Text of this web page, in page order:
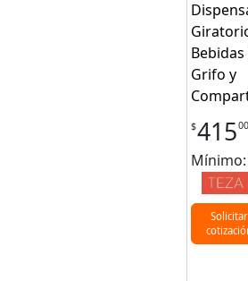
Bebidas
Grifo y
$41500
Solicitar